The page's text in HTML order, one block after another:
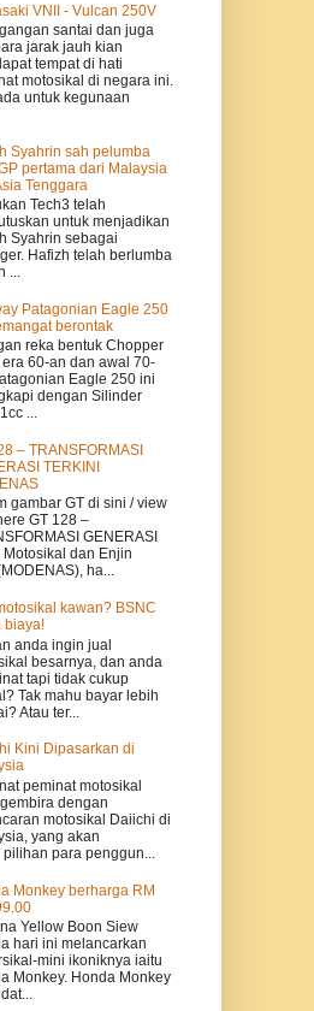
VNII - Vulcan 250V
santai dan juga
jarak jauh kian
tempat di hati
motosikal di negara ini.
untuk kegunaan
Syahrin sah pelumba
pertama dari Malaysia
Tenggara
Tech3 telah
untuk menjadikan
Syahrin sebagai
Hafizh telah berlumba
...
Patagonian Eagle 250
berontak
reka bentuk Chopper
60-an dan awal 70-
Eagle 250 ini
dengan Silinder
...
– TRANSFORMASI
TERKINI
gambar GT di sini / view
GT 128 –
GENERASI
dan Enjin
ha...
kawan? BSNC
biaya!
anda ingin jual
besarnya, dan anda
tapi tidak cukup
Tak mahu bayar lebih
Atau ter...
Kini Dipasarkan di
peminat motosikal
dengan
motosikal Daiichi di
yang akan
para penggun...
Monkey berharga RM
Yellow Boon Siew
hari ini melancarkan
mini ikoniknya iaitu
Monkey. Honda Monkey